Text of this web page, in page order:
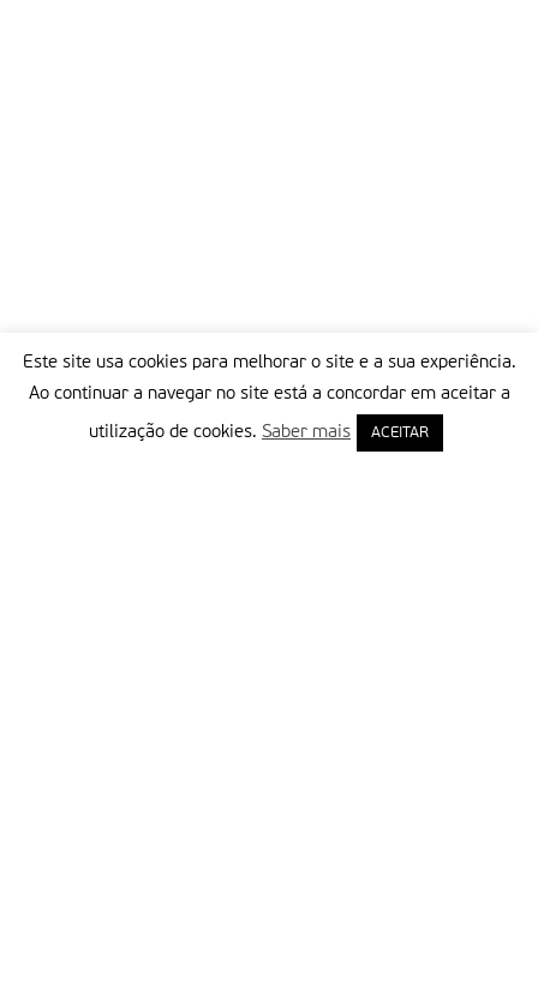
Este site usa cookies para melhorar o site e a sua experiência.
Ao continuar a navegar no site está a concordar em aceitar a
utilização de cookies. Saber mais ACEITAR